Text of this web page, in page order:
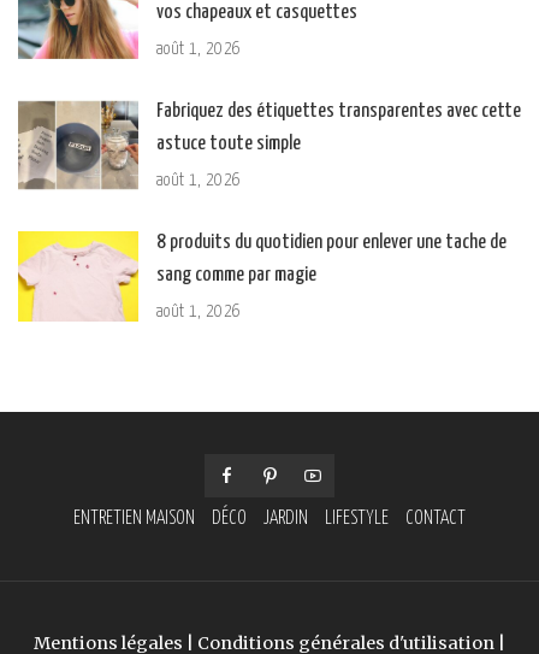
vos chapeaux et casquettes
août 1, 2026
Fabriquez des étiquettes transparentes avec cette
astuce toute simple
août 1, 2026
8 produits du quotidien pour enlever une tache de
sang comme par magie
août 1, 2026
ENTRETIEN MAISON DÉCO JARDIN LIFESTYLE CONTACT
Mentions légales Conditions générales d'utilisation